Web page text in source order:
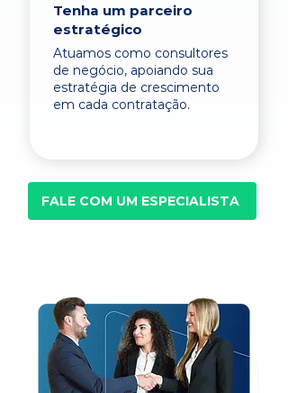
Tenha um parceiro
estratégico
Atuamos como consultores
de negócio, apoiando sua
estratégia de crescimento
em cada contratação.
FALE COM UM ESPECIALISTA